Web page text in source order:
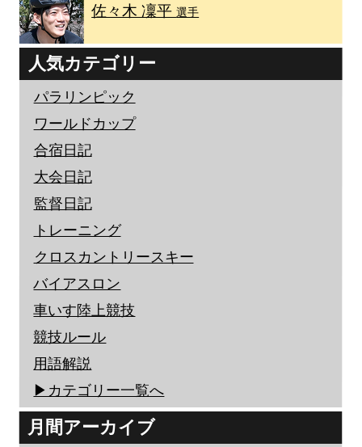
佐々木 凜平選手
人気カテゴリー
パラリンピック
ワールドカップ
合宿日記
大会日記
監督日記
トレーニング
クロスカントリースキー
バイアスロン
車いす陸上競技
競技ルール
用語解説
▶︎カテゴリー一覧へ
月間アーカイブ